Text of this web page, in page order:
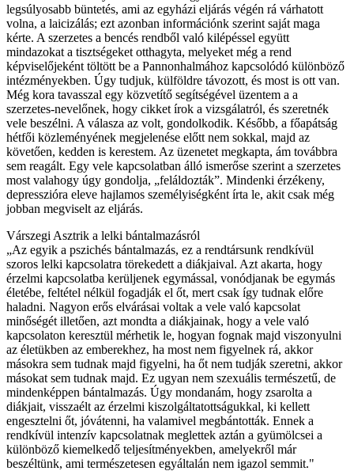
legsúlyosabb büntetés, ami az egyházi eljárás végén rá várhatott
volna, a laicizálás; ezt azonban információnk szerint saját maga
kérte. A szerzetes a bencés rendből való kilépéssel együtt
mindazokat a tisztségeket otthagyta, melyeket még a rend
képviselőjeként töltött be a Pannonhalmához kapcsolódó különböző
intézményekben. Úgy tudjuk, külföldre távozott, és most is ott van.
Még kora tavasszal egy közvetítő segítségével üzentem a a
szerzetes-nevelőnek, hogy cikket írok a vizsgálatról, és szeretnék
vele beszélni. A válasza az volt, gondolkodik. Később, a főapátság
hétfői közleményének megjelenése előtt nem sokkal, majd az
követően, kedden is kerestem. Az üzenetet megkapta, ám továbbra
sem reagált. Egy vele kapcsolatban álló ismerőse szerint a szerzetes
most valahogy úgy gondolja, „feláldozták”. Mindenki érzékeny,
depresszióra eleve hajlamos személyiségként írta le, akit csak még
jobban megviselt az eljárás.
Várszegi Asztrik a lelki bántalmazásról
„Az egyik a pszichés bántalmazás, ez a rendtársunk rendkívül
szoros lelki kapcsolatra törekedett a diákjaival. Azt akarta, hogy
érzelmi kapcsolatba kerüljenek egymással, vonódjanak be egymás
életébe, feltétel nélkül fogadják el őt, mert csak így tudnak előre
haladni. Nagyon erős elvárásai voltak a vele való kapcsolat
minőségét illetően, azt mondta a diákjainak, hogy a vele való
kapcsolaton keresztül mérhetik le, hogyan fognak majd viszonyulni
az életükben az emberekhez, ha most nem figyelnek rá, akkor
másokra sem tudnak majd figyelni, ha őt nem tudják szeretni, akkor
másokat sem tudnak majd. Ez ugyan nem szexuális természetű, de
mindenképpen bántalmazás. Úgy mondanám, hogy zsarolta a
diákjait, visszaélt az érzelmi kiszolgáltatottságukkal, ki kellett
engesztelni őt, jóvátenni, ha valamivel megbántották. Ennek a
rendkívül intenzív kapcsolatnak meglettek aztán a gyümölcsei a
különböző kiemelkedő teljesítményekben, amelyekről már
beszéltünk, ami természetesen egyáltalán nem igazol semmit."